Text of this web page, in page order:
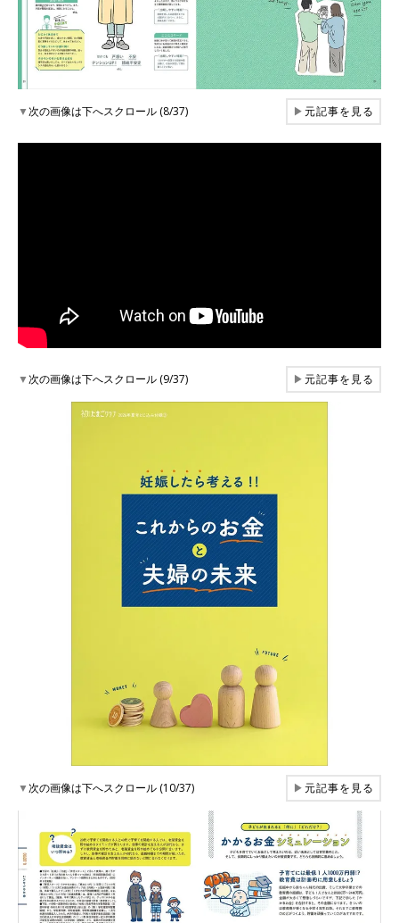
▼次の画像は下へスクロール (8/37) ▶元記事を見る
▼次の画像は下へスクロール (9/37) ▶元記事を見る
▼次の画像は下へスクロール (10/37) ▶元記事を見る